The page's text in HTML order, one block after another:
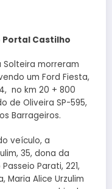
Portal Castilho
Solteira morreram
um Ford Fiesta,
no km 20 + 800
de Oliveira SP-595,
Barrageiros.
veículo, a
35, dona da
Parati, 221,
Maria Alice Urzulim